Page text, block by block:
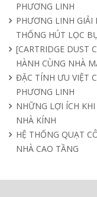
PHƯƠNG LINH
PHƯƠNG LINH GIẢI
THỐNG HÚT LỌC
[CARTRIDGE DUST
HÀNH CÙNG NHÀ
ĐẶC TÍNH ƯU VIỆT
PHƯƠNG LINH
NHỮNG LỢI ÍCH
NHÀ KÍNH
HỆ THỐNG QUẠT
NHÀ CAO TẦNG